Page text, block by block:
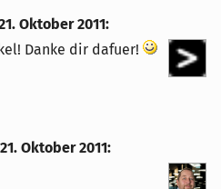
Oktober 2011:
Danke dir dafuer!
Oktober 2011: